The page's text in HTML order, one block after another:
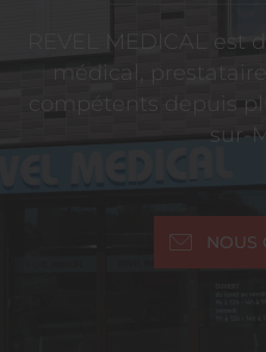
REVEL MEDICAL
médical,
compétents depuis
sur-
NOUS